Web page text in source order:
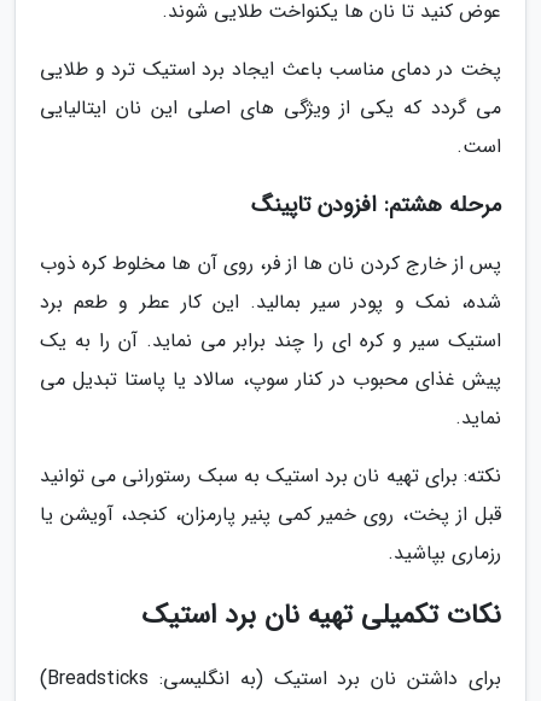
عوض کنید تا نان ها یکنواخت طلایی شوند.
پخت در دمای مناسب باعث ایجاد برد استیک ترد و طلایی
می گردد که یکی از ویژگی های اصلی این نان ایتالیایی
است.
مرحله هشتم: افزودن تاپینگ
پس از خارج کردن نان ها از فر، روی آن ها مخلوط کره ذوب
شده، نمک و پودر سیر بمالید. این کار عطر و طعم برد
استیک سیر و کره ای را چند برابر می نماید. آن را به یک
پیش غذای محبوب در کنار سوپ، سالاد یا پاستا تبدیل می
نماید.
نکته: برای تهیه نان برد استیک به سبک رستورانی می توانید
قبل از پخت، روی خمیر کمی پنیر پارمزان، کنجد، آویشن یا
رزماری بپاشید.
نکات تکمیلی تهیه نان برد استیک
برای داشتن نان برد استیک (به انگلیسی: Breadsticks)